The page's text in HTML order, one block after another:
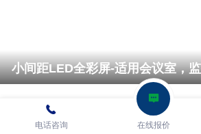
小间距LED全彩屏-适用会议室，
电话咨询 在线报价